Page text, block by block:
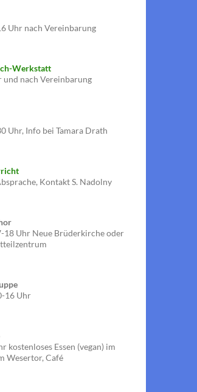
Uhr nach Vereinbarung
Werkstatt
und nach Vereinbarung
Uhr, Info bei Tamara Drath
Kontakt S. Nadolny
18 Uhr Neue Brüderkirche oder
16 Uhr
kostenloses Essen (vegan) im
Wesertor, Café